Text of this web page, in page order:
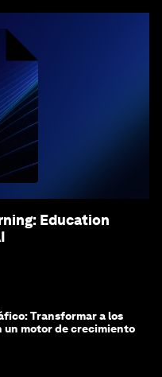
Education
Transformar a los
un motor de crecimiento